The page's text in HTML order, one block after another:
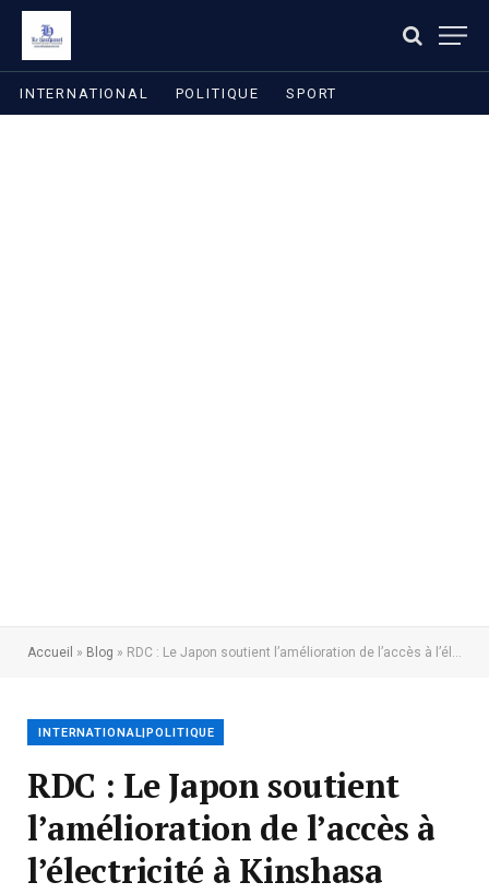
INTERNATIONAL POLITIQUE SPORT
Accueil » Blog » RDC : Le Japon soutient l’amélioration de l’accès à l’électricité à Kinshasa
INTERNATIONAL|POLITIQUE
RDC : Le Japon soutient
l’amélioration de l’accès à
l’électricité à Kinshasa